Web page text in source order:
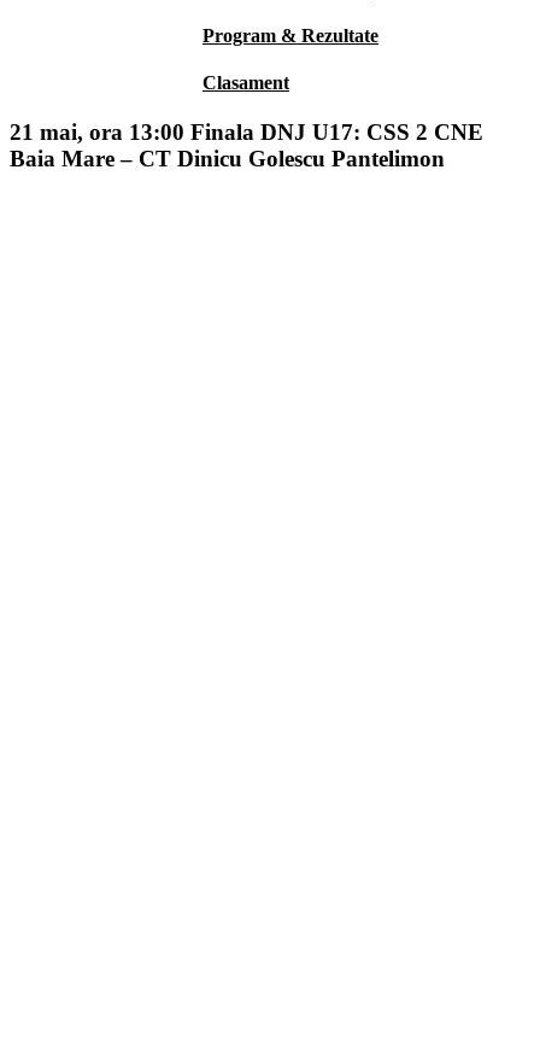
Program & Rezultate
Clasament
21 mai, ora 13:00 Finala DNJ U17: CSS 2 CNE
Baia Mare – CT Dinicu Golescu Pantelimon